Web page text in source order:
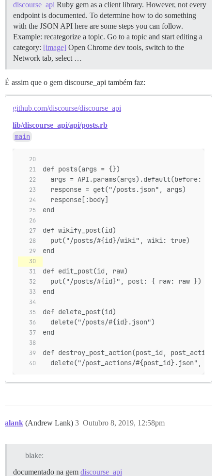
discourse_api Ruby gem as a client library. However, not every
endpoint is documented. To determine how to do something
with the JSON API here are some steps you can follow.
Example: recategorize a topic. Go to a topic and start editing a
category: [image] Open Chrome dev tools, switch to the
Network tab, select …
É assim que o gem discourse_api também faz:
github.com/discourse/discourse_api
lib/discourse_api/api/posts.rb
main
def posts(args = {})
  args = API.params(args).default(before: 0)
  response = get("/posts.json", args)
  response[:body]
end
def wikify_post(id)
  put("/posts/#{id}/wiki", wiki: true)
end
def edit_post(id, raw)
  put("/posts/#{id}", post: { raw: raw })
end
def delete_post(id)
  delete("/posts/#{id}.json")
end
def destroy_post_action(post_id,
delete("/post_actions/#{post_id}.json",
alank (Andrew Lank) Outubro 8, 2019, 12:58pm
3
blake:
documentado na gem discourse_api